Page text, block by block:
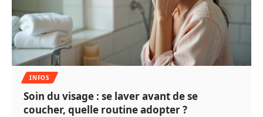
INFOS
Soin du visage : se laver avant de se
coucher, quelle routine adopter ?